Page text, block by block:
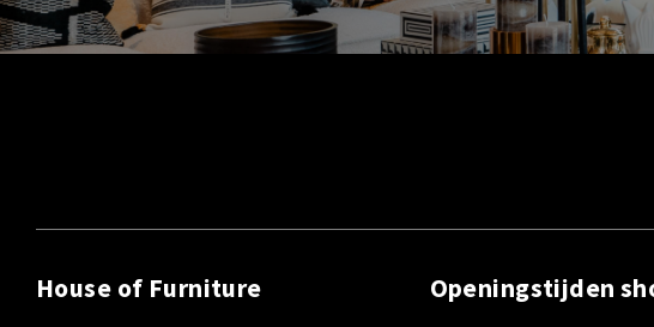
House of Furniture Openingstijden